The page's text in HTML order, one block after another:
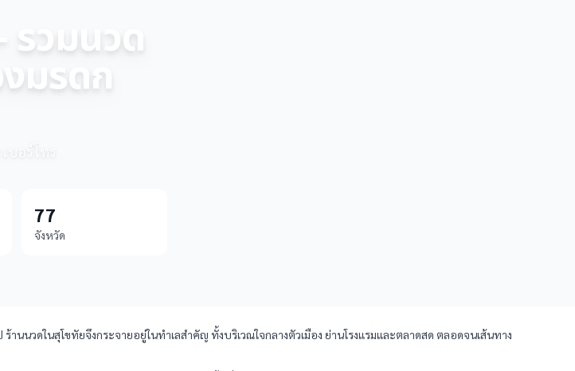
รวมนวด
มรดก
อร์โทร
77
จังหวัด
นนวดในสุโขทัยจึงกระจายอยู่ในทำเลสำคัญ ทั้งบริเวณใจกลางตัวเมือง ย่านโรงแรมและตลาดสด ตลอดจนเส้นทาง